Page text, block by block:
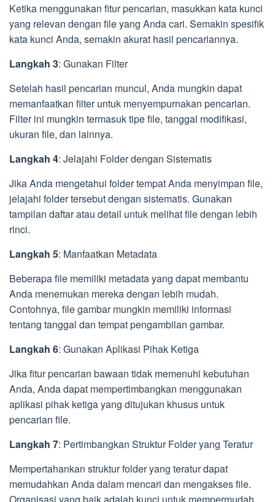
Ketika menggunakan fitur pencarian, masukkan kata kunci
yang relevan dengan file yang Anda cari. Semakin spesifik
kata kunci Anda, semakin akurat hasil pencariannya.
Langkah 3: Gunakan Filter
Setelah hasil pencarian muncul, Anda mungkin dapat
memanfaatkan filter untuk menyempurnakan pencarian.
Filter ini mungkin termasuk tipe file, tanggal modifikasi,
ukuran file, dan lainnya.
Langkah 4: Jelajahi Folder dengan Sistematis
Jika Anda mengetahui folder tempat Anda menyimpan file,
jelajahi folder tersebut dengan sistematis. Gunakan
tampilan daftar atau detail untuk melihat file dengan lebih
rinci.
Langkah 5: Manfaatkan Metadata
Beberapa file memiliki metadata yang dapat membantu
Anda menemukan mereka dengan lebih mudah.
Contohnya, file gambar mungkin memiliki informasi
tentang tanggal dan tempat pengambilan gambar.
Langkah 6: Gunakan Aplikasi Pihak Ketiga
Jika fitur pencarian bawaan tidak memenuhi kebutuhan
Anda, Anda dapat mempertimbangkan menggunakan
aplikasi pihak ketiga yang ditujukan khusus untuk
pencarian file.
Langkah 7: Pertimbangkan Struktur Folder yang Teratur
Mempertahankan struktur folder yang teratur dapat
memudahkan Anda dalam mencari dan mengakses file.
Organisasi yang baik adalah kunci untuk mempermudah